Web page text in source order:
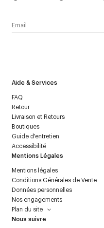
Aide & Services
FAQ
Retour
Livraison et Retours
Boutiques
Guide d'entretien
Accessibilité
Mentions Légales
Mentions légales
Conditions Générales de Vente
Données personnelles
Nos engagements
Plan du site
Nous suivre